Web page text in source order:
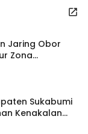
Jaring Obor
Zona
Sukabumi
Kenakalan